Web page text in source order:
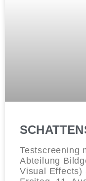
Testscreening
Abteilung
Visual Effects)